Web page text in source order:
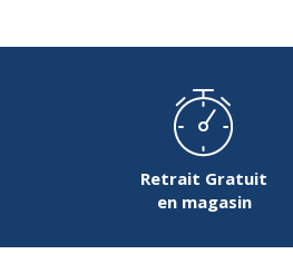
Retrait Gratuit
en magasin